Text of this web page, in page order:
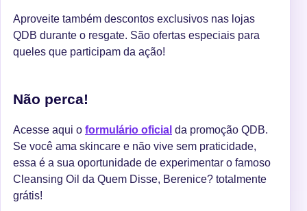
Aproveite também descontos exclusivos nas lojas
QDB durante o resgate. São ofertas especiais para
queles que participam da ação!
Não perca!
Acesse aqui o formulário oficial da promoção QDB.
Se você ama skincare e não vive sem praticidade,
essa é a sua oportunidade de experimentar o famoso
Cleansing Oil da Quem Disse, Berenice? totalmente
grátis!